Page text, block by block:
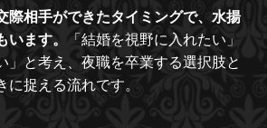
際相手ができたタイミングで、水揚
います。
「結婚を視野に入れたい」
」と考え、夜職を卒業する選択肢と
に捉える流れです。